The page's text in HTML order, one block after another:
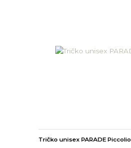
Tričko unisex PARADE Piccolio